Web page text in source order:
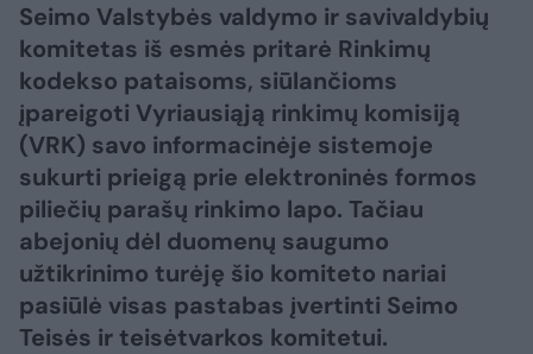
Seimo Valstybės valdymo ir savivaldybių
komitetas iš esmės pritarė Rinkimų
kodekso pataisoms, siūlančioms
įpareigoti Vyriausiąją rinkimų komisiją
(VRK) savo informacinėje sistemoje
sukurti prieigą prie elektroninės formos
piliečių parašų rinkimo lapo. Tačiau
abejonių dėl duomenų saugumo
užtikrinimo turėję šio komiteto nariai
pasiūlė visas pastabas įvertinti Seimo
Teisės ir teisėtvarkos komitetui.